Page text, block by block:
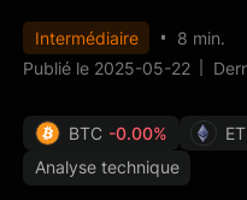
Intermédiaire
8 min.
Publié le 2025-05-22
BTC -0.00%
Analyse technique